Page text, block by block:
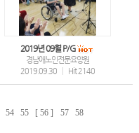
2019년 09월 P/G
경남애노인전문요양원
2019.09.30
Hit 2140
54 55 [ 56 ] 57 58